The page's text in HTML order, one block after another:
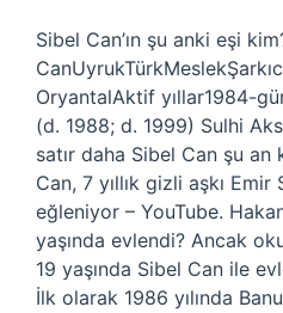
Sibel Can’ın şu anki eşi
OryantalAktif yıllar1984-
(d. 1988; d. 1999) Sulhi
satır daha Sibel Can şu
Can, 7 yıllık gizli aşkı Emir
eğleniyor – YouTube.
yaşında evlendi? Ancak
19 yaşında Sibel Can ile
İlk olarak 1986 yılında